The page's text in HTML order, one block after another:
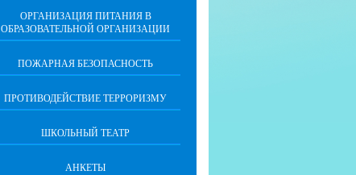
ОРГАНИЗАЦИЯ ПИТАНИЯ В
ОБРАЗОВАТЕЛЬНОЙ ОРГАНИЗАЦИИ
ПОЖАРНАЯ БЕЗОПАСНОСТЬ
ПРОТИВОДЕЙСТВИЕ ТЕРРОРИЗМУ
ШКОЛЬНЫЙ ТЕАТР
АНКЕТЫ